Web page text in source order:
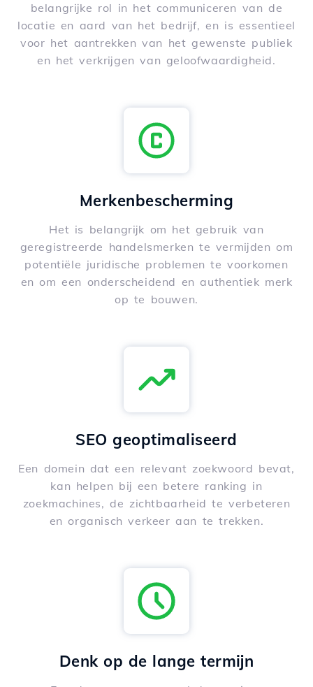
belangrijke rol in het communiceren van de
locatie en aard van het bedrijf, en is essentieel
voor het aantrekken van het gewenste publiek
en het verkrijgen van geloofwaardigheid.
Merkenbescherming
Het is belangrijk om het gebruik van
geregistreerde handelsmerken te vermijden om
potentiële juridische problemen te voorkomen
en om een onderscheidend en authentiek merk
op te bouwen.
SEO geoptimaliseerd
Een domein dat een relevant zoekwoord bevat,
kan helpen bij een betere ranking in
zoekmachines, de zichtbaarheid te verbeteren
en organisch verkeer aan te trekken.
Denk op de lange termijn